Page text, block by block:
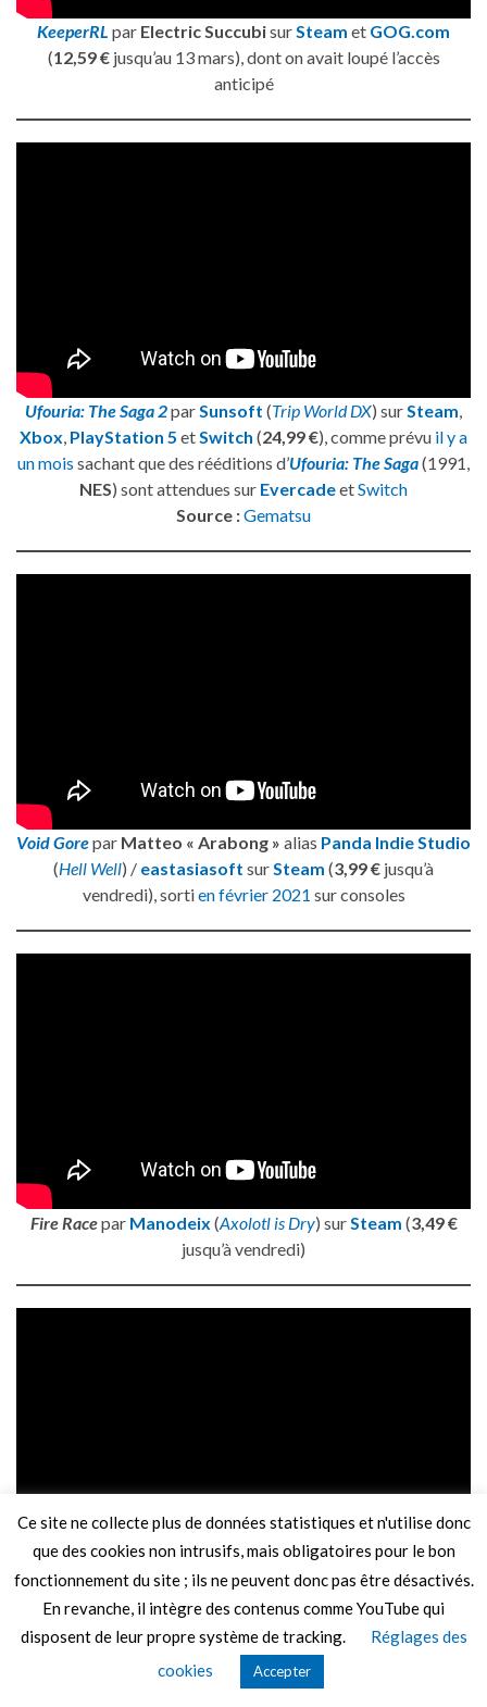
KeeperRL par Electric SuccubisurSteam et GOG.com
(12,59 €jusqu’au 13 mars), dont on avait loupé l’accès
anticipé
Ufouria: The Saga 2parSunsoft (Trip World DX) surSteam,
Xbox, PlayStation 5 etSwitch (24,99 €), comme prévu il y a
un mois sachant que des rééditions d’Ufouria: The Saga(1991,
NES) sont attendues sur EvercadeetSwitch
Source :Gematsu
Void Gorepar Matteo « Arabong » alias Panda Indie Studio
(Hell Well) / eastasiasoft surSteam (3,99 € jusqu’à
vendredi), sortien février 2021 sur consoles
Fire Racepar Manodeix (Axolotl is Dry) sur Steam (3,49 €
jusqu’à vendredi)
GloomgeonsparFoka Studio Productionsur Steam(4,99 €)
Ce site ne collecte plus de données statistiques et n'utilise donc
que des cookies non intrusifs, mais obligatoires pour le bon
fonctionnement du site ; ils ne peuvent donc pas être désactivés.
En revanche, il intègre des contenus comme YouTube qui
disposent de leur propre système de tracking.
Réglages des
cookies
Accepter